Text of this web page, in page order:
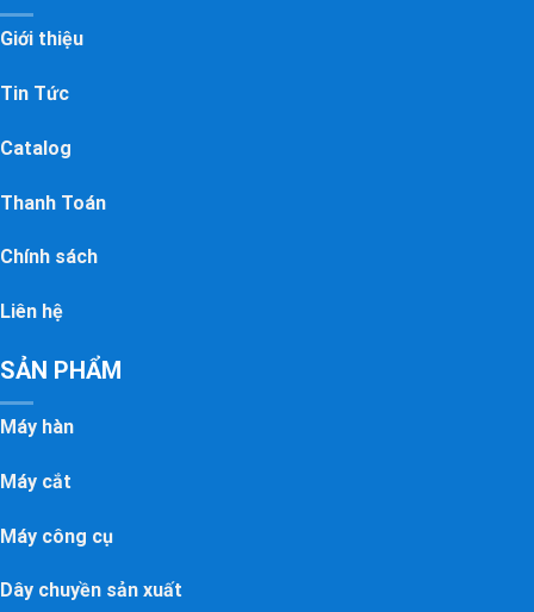
Giới thiệu
Tin Tức
Catalog
Thanh Toán
Chính sách
Liên hệ
SẢN PHẨM
Máy hàn
Máy cắt
Máy công cụ
Dây chuyền sản xuất